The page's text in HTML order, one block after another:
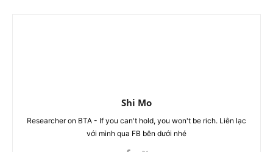
Shi Mo
Researcher on BTA - If you can't hold, you won't be rich. Liên lạc
với mình qua FB bên dưới nhé